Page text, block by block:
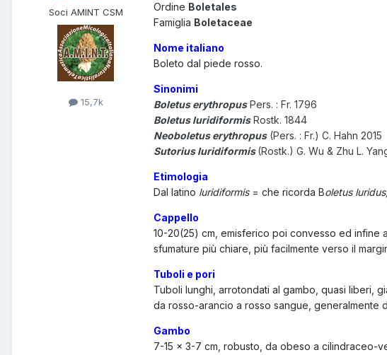
Soci AMINT CSM
15,7k
Ordine Boletales
Famiglia Boletaceae
Nome italiano
Boleto dal piede rosso.
Sinonimi
Boletus erythropus Pers. : Fr. 1796
Boletus luridiformis Rostk. 1844
Neoboletus erythropus (Pers. : Fr.) C. Hahn 2015
Sutorius luridiformis(Rostk.) G. Wu & Zhu L.
Etimologia
Dal latino luridiformis= che ricorda Boletus luridus,
Cappello
10-20(25) cm, emisferico poi convesso ed infine
sfumature più chiare, più facilmente verso il
Tuboli e pori
Tuboli lunghi, arrotondati al gambo, quasi liberi,
da rosso-arancio a rosso sangue, generalmente
Gambo
7-15 × 3-7 cm, robusto, da obeso a cilindraceo-